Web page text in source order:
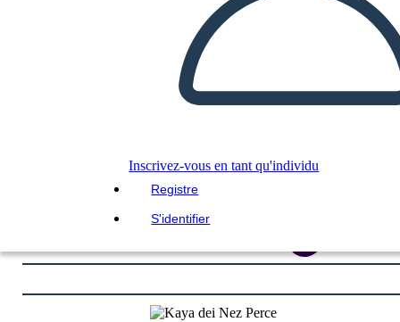
Inscrivez-vous en tant qu'individu
Registre
S'identifier